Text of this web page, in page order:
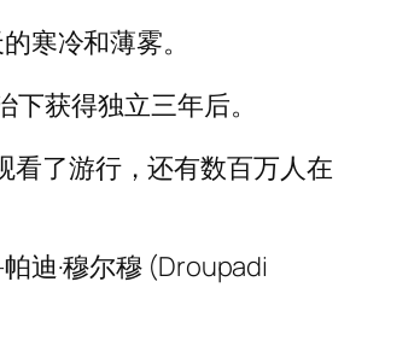
寒冷和薄雾。
获得独立三年后。
看了游行，还有数百万人在
迪·穆尔穆 (Droupadi